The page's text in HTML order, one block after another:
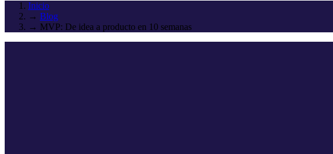
Inicio
→ Blog
→ MVP: De idea a producto en 10 semanas